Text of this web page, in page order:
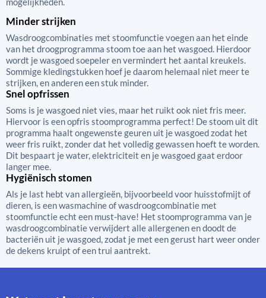
Minder strijken
Wasdroogcombinaties met stoomfunctie voegen aan het einde
van het droogprogramma stoom toe aan het wasgoed. Hierdoor
wordt je wasgoed soepeler en vermindert het aantal kreukels.
Sommige kledingstukken hoef je daarom helemaal niet meer te
strijken, en anderen een stuk minder.
Snel opfrissen
Soms is je wasgoed niet vies, maar het ruikt ook niet fris meer.
Hiervoor is een opfris stoomprogramma perfect! De stoom uit dit
programma haalt ongewenste geuren uit je wasgoed zodat het
weer fris ruikt, zonder dat het volledig gewassen hoeft te worden.
Dit bespaart je water, elektriciteit en je wasgoed gaat erdoor
langer mee.
Hygiënisch stomen
Als je last hebt van allergieën, bijvoorbeeld voor huisstofmijt of
dieren, is een wasmachine of wasdroogcombinatie met
stoomfunctie echt een must-have! Het stoomprogramma van je
wasdroogcombinatie verwijdert alle allergenen en doodt de
bacteriën uit je wasgoed, zodat je met een gerust hart weer onder
de dekens kruipt of een trui aantrekt.